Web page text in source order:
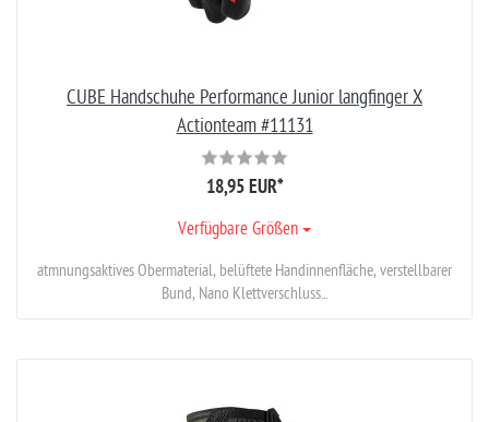
CUBE Handschuhe Performance Junior langfinger X
Actionteam #11131
18,95 EUR*
Verfügbare Größen
atmnungsaktives Obermaterial, belüftete Handinnenfläche, verstellbarer
Bund, Nano Klettverschluss...